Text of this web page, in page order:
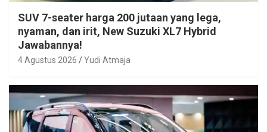
SUV 7-seater harga 200 jutaan yang lega,
nyaman, dan irit, New Suzuki XL7 Hybrid
Jawabannya!
4 Agustus 2026 Yudi Atmaja